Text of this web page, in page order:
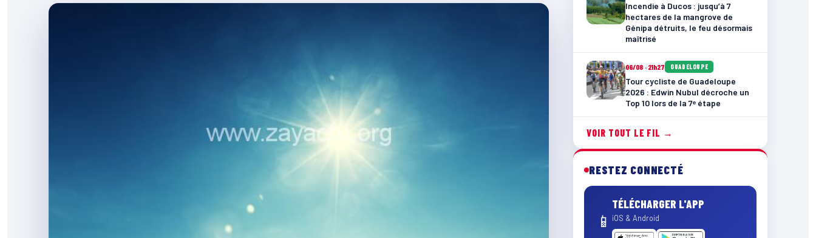
Incendie à Ducos : jusqu’à 7
hectares de la mangrove de
Génipa détruits, le feu désormais
maîtrisé
06/08 · 21h27 GUADELOUPE
Tour cycliste de Guadeloupe
2026 : Edwin Nubul décroche un
Top 10 lors de la 7ᵉ étape
VOIR TOUT LE FIL →
RESTEZ CONNECTÉ
📱
TÉLÉCHARGER L'APP
iOS & Android